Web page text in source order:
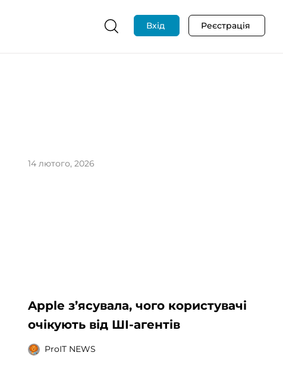
Вхід Реєстрація
14 лютого, 2026
Apple з’ясувала, чого користувачі
очікують від ШІ-агентів
ProIT NEWS